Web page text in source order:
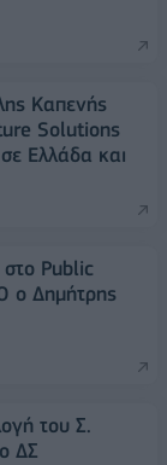
Καπενής
Solutions
Ελλάδα και
στo Public
ο Δημήτρης
του Σ.
ΔΣ